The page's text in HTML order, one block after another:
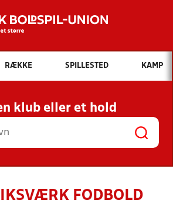
Hvad vil du søge efter?
INDHOLD OG NYHEDER
RESULTATER, KLUBBER OG
HOLD
RÆKKE SPILLESTED KAMP
klub eller et hold
FODBOLD